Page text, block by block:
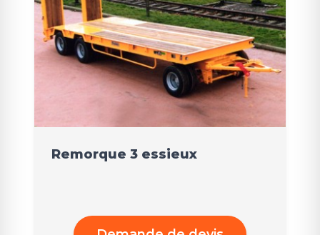
Remorque 3 essieux